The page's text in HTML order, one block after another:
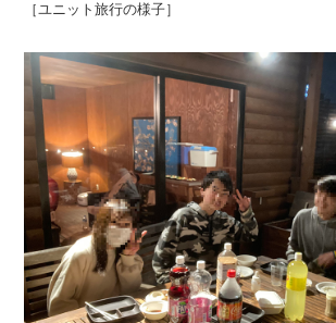
［ユニット旅行の様子］